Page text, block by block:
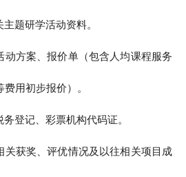
题研学活动资料。
动方案、报价单（包含人均课程服务
用初步报价）。
登记、彩票机构代码证。
关获奖、评优情况及以往相关项目成